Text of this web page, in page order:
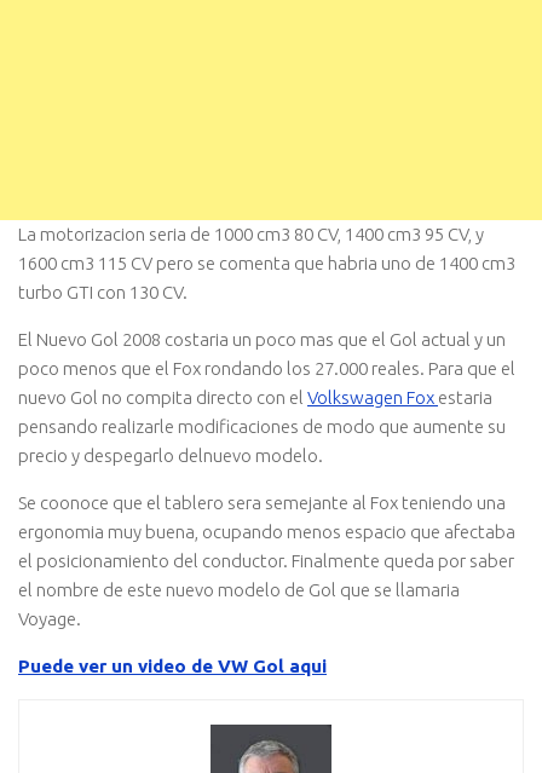
La motorizacion seria de 1000 cm3 80 CV, 1400 cm3 95 CV, y
1600 cm3 115 CV pero se comenta que habria uno de 1400 cm3
turbo GTI con 130 CV.
El Nuevo Gol 2008 costaria un poco mas que el Gol actual y un
poco menos que el Fox rondando los 27.000 reales. Para que el
nuevo Gol no compita directo con el Volkswagen Fox estaria
pensando realizarle modificaciones de modo que aumente su
precio y despegarlo delnuevo modelo.
Se coonoce que el tablero sera semejante al Fox teniendo una
ergonomia muy buena, ocupando menos espacio que afectaba
el posicionamiento del conductor. Finalmente queda por saber
el nombre de este nuevo modelo de Gol que se llamaria
Voyage.
Puede ver un video de VW Gol aqui